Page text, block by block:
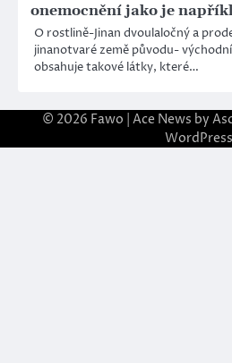
onemocnění jako je
O rostlině-Jinan dvoulaločný a
jinanotvaré země původu-
obsahuje takové látky, které…
© 2026 Fawo | Ace News by
WordPress